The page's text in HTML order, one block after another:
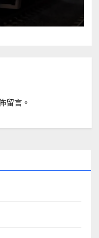
留言。